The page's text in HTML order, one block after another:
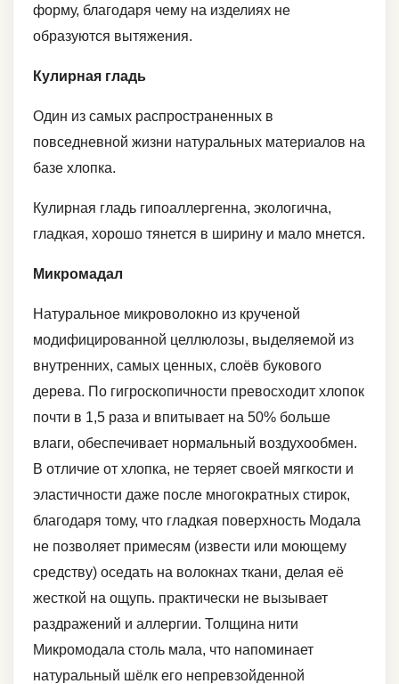
форму, благодаря чему на изделиях не
образуются вытяжения.
Кулирная гладь
Один из самых распространенных в
повседневной жизни натуральных материалов на
базе хлопка.
Кулирная гладь гипоаллергенна, экологична,
гладкая, хорошо тянется в ширину и мало мнется.
Микромадал
Натуральное микроволокно из крученой
модифицированной целлюлозы, выделяемой из
внутренних, самых ценных, слоёв букового
дерева. По гигроскопичности превосходит хлопок
почти в 1,5 раза и впитывает на 50% больше
влаги, обеспечивает нормальный воздухообмен.
В отличие от хлопка, не теряет своей мягкости и
эластичности даже после многократных стирок,
благодаря тому, что гладкая поверхность Модала
не позволяет примесям (извести или моющему
средству) оседать на волокнах ткани, делая её
жесткой на ощупь. практически не вызывает
раздражений и аллергии. Толщина нити
Микромодала столь мала, что напоминает
натуральный шёлк его непревзойденной